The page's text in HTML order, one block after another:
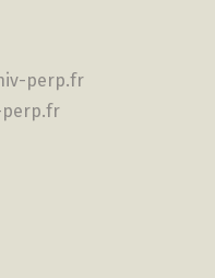
perp.fr
perp.fr